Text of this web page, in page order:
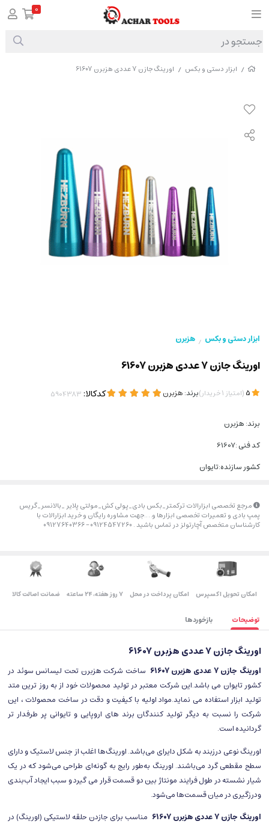
/ ابزار دستی و بکس / اورینگ جازن 7 عددی هزبرن 61607
ابزار دستی و بکس / هزبرن
اورینگ جازن 7 عددی هزبرن 61607
(امتیاز 1خریدار)برند:هزبرن کدکالا:
برند: هزبرن
کد فنی :61607
کشور سازنده:تایوان
مرجع تخصصی ابزارالات ترکمتر_بکس بادی_پولی کش_مولتی پلایر _بالانسر_گریس
پمپ بادی و تعمیرات تخصصی ابزارها و….جهت مشاوره رایگان و خرید ابزارالات با
کارشناسان متخصص آچارتولز در تماس باشید . 09124547260 – 09127640366
اﻣﮑﺎن ﺗﺤﻮﯾﻞ اﮐﺴﭙﺮس امکان پرداخت در محل ۷ روز ﻫﻔﺘﻪ، ۲۴ ﺳﺎﻋﺘﻪ ضمانت اصالت کالا
توضیحات بازخوردها
اورینگ جازن 7 عددی هزبرن 61607
اورینگ جازن 7 عددی هزبرن 61607
ساخت شرکت هزبرن تحت لیسانس سوئد در
کشور تایوان می باشد.این شرکت معتبر در تولید محصولات خود از به روز ترین متد
تولید ابزار استفاده می نماید.مواد اولیه با کیفیت و دقت در ساخت محصولات ، این
شرکت را نسبت به دیگر تولید کنندگان برند های اروپایی و تایوانی پر طرفدار تر
گردانیده است.
اورینگ نوعی درزبند به شکل دایرای می‌باشد. اورینگ‌ها اغلب از جنس لاستیک و دارای
سطح مقطعی گرد می‌باشند. اورینگ به‌طور رایج به گونه‌ای طراحی می‌شود که در یک
شیار نشسته در طول فرایند مونتاژ بین دو قسمت قرار می گیرد و سبب ایجاد آب‌بندی
ودرزگیری در میان قسمت‌ها می‌شود.
اورینگ جازن 7 عددی هزبرن 61607
مناسب برای جازدن حلقه لاستیکی (اورینگ) در
0